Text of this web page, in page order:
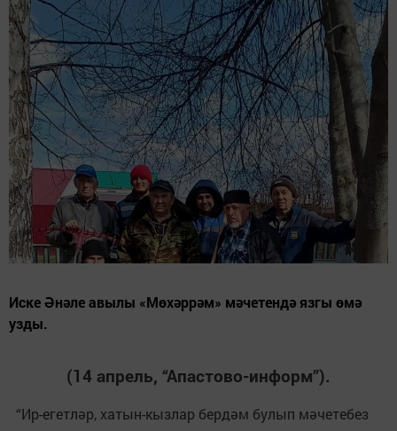
Иске Әнәле авылы «Мөхәррәм» мәчетендә язгы өмә
узды.
(14 апрель, “Апастово-информ”).
“Ир-егетләр, хатын-кызлар бердәм булып мәчетебез